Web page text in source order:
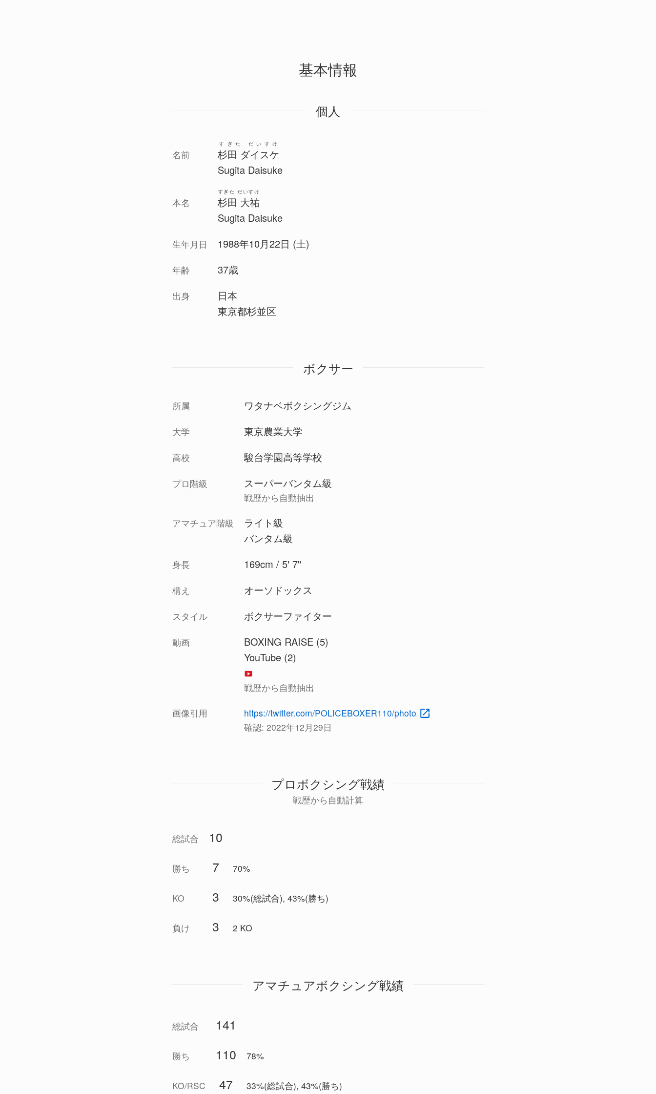
基本情報
個人
名前 杉田 ダイスケ
すぎた だいすけ
Sugita Daisuke
本名 杉田 大祐
すぎた だいすけ
Sugita Daisuke
生年月日 1988年10月22日 (土)
年齢 37歳
出身
日本
東京都杉並区
ボクサー
所属 ワタナベボクシングジム
大学 東京農業大学
高校 駿台学園高等学校
プロ階級 スーパーバンタム級
戦歴から自動抽出
アマチュア階級
ライト級
バンタム級
身長 169cm / 5' 7"
構え オーソドックス
スタイル ボクサーファイター
動画
BOXING RAISE (5)
YouTube (2)
戦歴から自動抽出
画像引用
https://twitter.com/POLICEBOXER110/photo
確認: 2022年12月29日
プロボクシング戦績
戦歴から自動計算
総試合 10
勝ち 7 70%
KO 3 30%(総試合), 43%(勝ち)
負け 3 2 KO
アマチュアボクシング戦績
総試合 141
勝ち 110 78%
KO/RSC 47 33%(総試合), 43%(勝ち)